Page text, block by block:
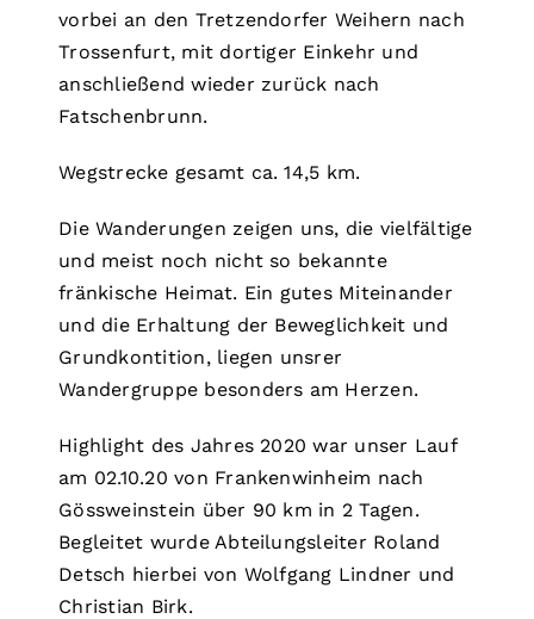
vorbei an den Tretzendorfer Weihern nach
Trossenfurt, mit dortiger Einkehr und
anschließend wieder zurück nach
Fatschenbrunn.
Wegstrecke gesamt ca. 14,5 km.
Die Wanderungen zeigen uns, die vielfältige
und meist noch nicht so bekannte
fränkische Heimat. Ein gutes Miteinander
und die Erhaltung der Beweglichkeit und
Grundkontition, liegen unsrer
Wandergruppe besonders am Herzen.
Highlight des Jahres 2020 war unser Lauf
am 02.10.20 von Frankenwinheim nach
Gössweinstein über 90 km in 2 Tagen.
Begleitet wurde Abteilungsleiter Roland
Detsch hierbei von Wolfgang Lindner und
Christian Birk.